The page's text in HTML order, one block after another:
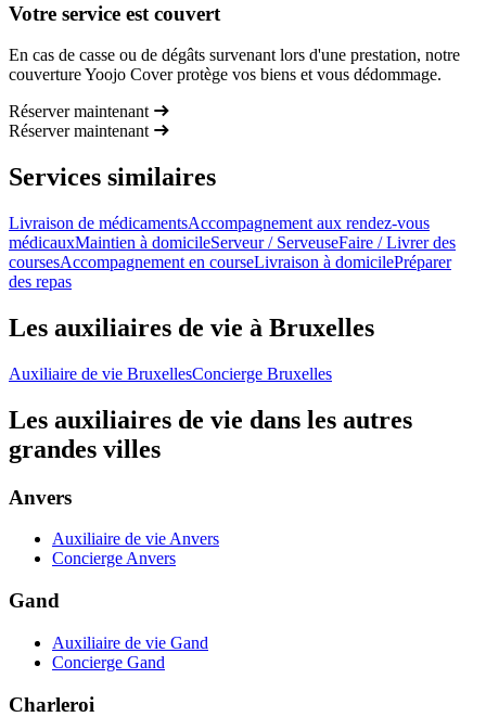
Votre service est couvert
En cas de casse ou de dégâts survenant lors d'une prestation, notre
couverture Yoojo Cover protège vos biens et vous dédommage.
Réserver maintenant
Réserver maintenant
Services similaires
Livraison de médicamentsAccompagnement aux rendez-vous
médicauxMaintien à domicileServeur / ServeuseFaire / Livrer des
coursesAccompagnement en courseLivraison à domicilePréparer
des repas
Les auxiliaires de vie à Bruxelles
Auxiliaire de vie BruxellesConcierge Bruxelles
Les auxiliaires de vie dans les autres
grandes villes
Anvers
Auxiliaire de vie Anvers
Concierge Anvers
Gand
Auxiliaire de vie Gand
Concierge Gand
Charleroi